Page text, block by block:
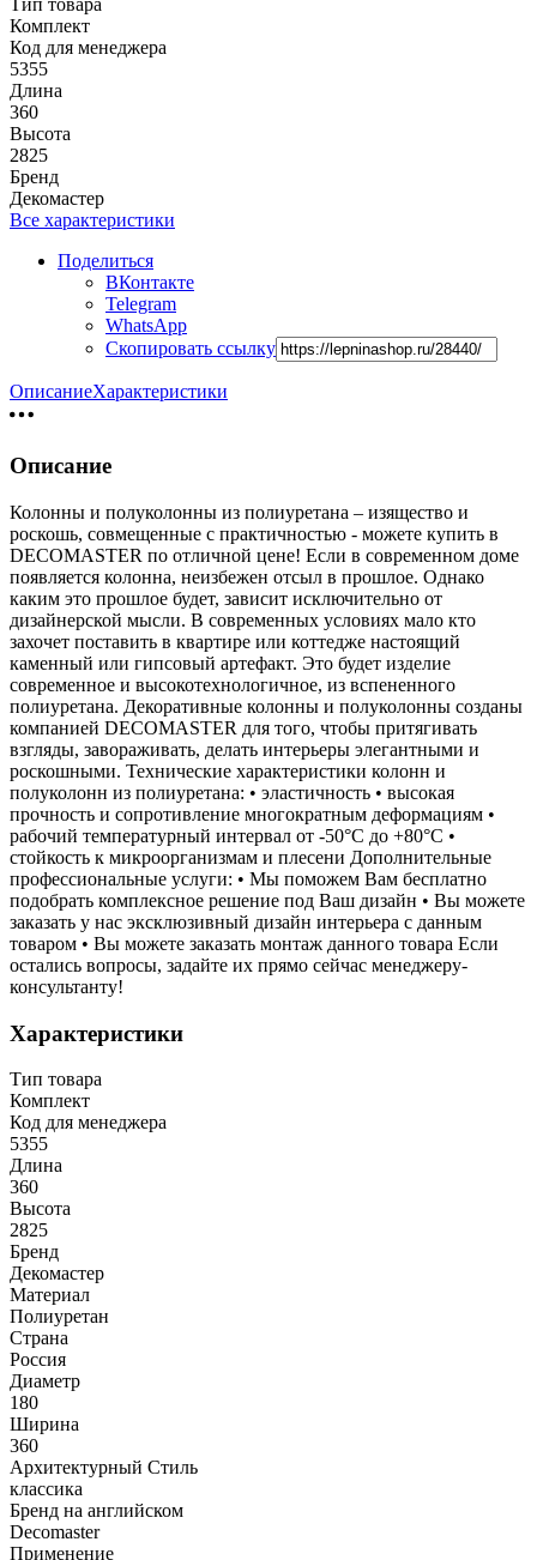
Комплект
Код для менеджера
5355
Длина
360
Высота
2825
Бренд
Декомастер
Все характеристики
Поделиться
ВКонтакте
Telegram
WhatsApp
Скопировать ссылку
ОписаниеХарактеристики
Описание
Колонны и полуколонны из полиуретана – изящество и
роскошь, совмещенные с практичностью - можете купить в
DECOMASTER по отличной цене! Если в современном доме
появляется колонна, неизбежен отсыл в прошлое. Однако
каким это прошлое будет, зависит исключительно от
дизайнерской мысли. В современных условиях мало кто
захочет поставить в квартире или коттедже настоящий
каменный или гипсовый артефакт. Это будет изделие
современное и высокотехнологичное, из вспененного
полиуретана. Декоративные колонны и полуколонны созданы
компанией DECOMASTER для того, чтобы притягивать
взгляды, завораживать, делать интерьеры элегантными и
роскошными. Технические характеристики колонн и
полуколонн из полиуретана: • эластичность • высокая
прочность и сопротивление многократным деформациям •
рабочий температурный интервал от -50°С до +80°С •
стойкость к микроорганизмам и плесени Дополнительные
профессиональные услуги: • Мы поможем Вам бесплатно
подобрать комплексное решение под Ваш дизайн • Вы можете
заказать у нас эксклюзивный дизайн интерьера с данным
товаром • Вы можете заказать монтаж данного товара Если
остались вопросы, задайте их прямо сейчас менеджеру-
консультанту!
Характеристики
Тип товара
Комплект
Код для менеджера
5355
Длина
360
Высота
2825
Бренд
Декомастер
Материал
Полиуретан
Страна
Россия
Диаметр
180
Ширина
360
Архитектурный Стиль
классика
Бренд на английском
Decomaster
Применение